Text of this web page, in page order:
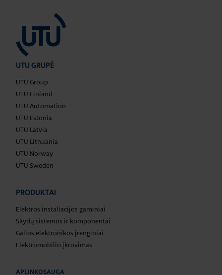
UTU GRUPĖ
UTU Group
UTU Finland
UTU Automation
UTU Estonia
UTU Latvia
UTU Lithuania
UTU Norway
UTU Sweden
PRODUKTAI
Elektros instaliacijos gaminiai
Skydų sistemos ir komponentai
Galios elektronikos įrenginiai
Elektromobilio įkrovimas
APLINKOSAUGA